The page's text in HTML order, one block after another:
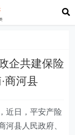
企共建保险
商河县
近日 ，平安产险
河县 人民政府、